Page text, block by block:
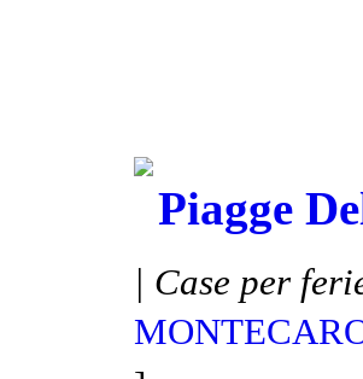
Piagge
| Case per